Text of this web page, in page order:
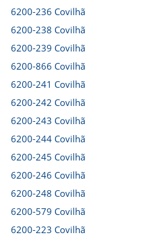
6200-236 Covilhã
6200-238 Covilhã
6200-239 Covilhã
6200-866 Covilhã
6200-241 Covilhã
6200-242 Covilhã
6200-243 Covilhã
6200-244 Covilhã
6200-245 Covilhã
6200-246 Covilhã
6200-248 Covilhã
6200-579 Covilhã
6200-223 Covilhã